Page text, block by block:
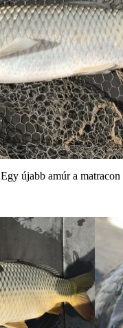
Egy újabb amúr a matracon